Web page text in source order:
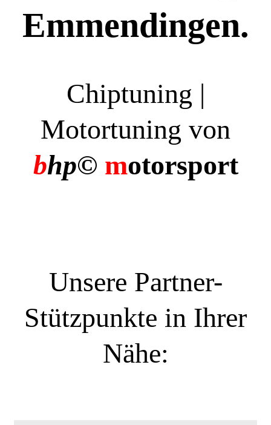
Emmendingen.
Chiptuning |
Motortuning von
bhp© motorsport
Unsere Partner-
Stützpunkte in Ihrer
Nähe: